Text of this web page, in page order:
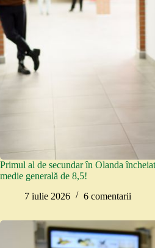
Primul al de secundar în Olanda
medie generală de 8,5!
7 iulie 2026
6 comentarii